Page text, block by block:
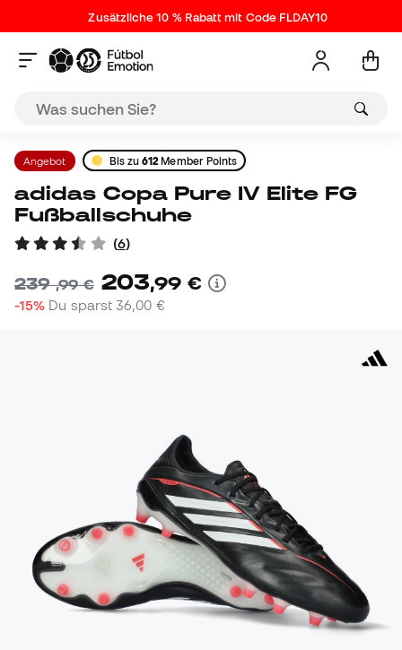
Zusätzliche 10 % Rabatt mit Code FLDAY10
Angebot Bis zu612 Member Points
adidas Copa Pure IV Elite FG
Fußballschuhe
(6)
239,99 € 203,99 €
-15% Du sparst36,00 €